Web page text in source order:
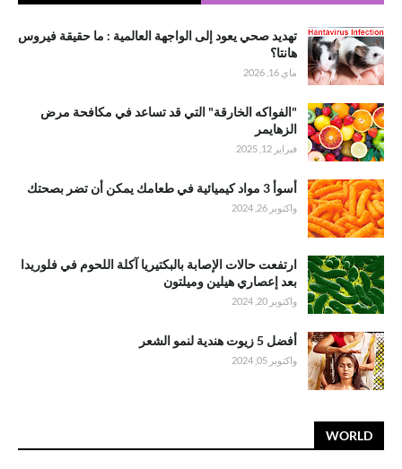
تهديد صحي يعود إلى الواجهة العالمية : ما حقيقة فيروس
هانتا؟
ماي 16, 2026
"الفواكه الخارقة" التي قد تساعد في مكافحة مرض
الزهايمر
فبراير 12, 2025
أسوأ 3 مواد كيميائية في طعامك يمكن أن تضر بصحتك
واكتوبر 26, 2024
ارتفعت حالات الإصابة بالبكتيريا آكلة اللحوم في فلوريدا
بعد إعصاري هيلين وميلتون
واكتوبر 20, 2024
أفضل 5 زيوت هندية لنمو الشعر
واكتوبر 05, 2024
WORLD